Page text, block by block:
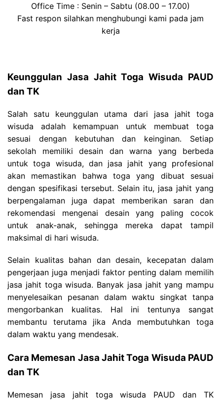
Office Time : Senin – Sabtu (08.00 – 17.00)
Fast respon silahkan menghubungi kami pada jam
kerja
Keunggulan Jasa Jahit Toga Wisuda PAUD
dan TK
Salah satu keunggulan utama dari jasa jahit toga
wisuda adalah kemampuan untuk membuat toga
sesuai dengan kebutuhan dan keinginan. Setiap
sekolah memiliki desain dan warna yang berbeda
untuk toga wisuda, dan jasa jahit yang profesional
akan memastikan bahwa toga yang dibuat sesuai
dengan spesifikasi tersebut. Selain itu, jasa jahit yang
berpengalaman juga dapat memberikan saran dan
rekomendasi mengenai desain yang paling cocok
untuk anak-anak, sehingga mereka dapat tampil
maksimal di hari wisuda.
Selain kualitas bahan dan desain, kecepatan dalam
pengerjaan juga menjadi faktor penting dalam memilih
jasa jahit toga wisuda. Banyak jasa jahit yang mampu
menyelesaikan pesanan dalam waktu singkat tanpa
mengorbankan kualitas. Hal ini tentunya sangat
membantu terutama jika Anda membutuhkan toga
dalam waktu yang mendesak.
Cara Memesan Jasa Jahit Toga Wisuda PAUD
dan TK
Memesan jasa jahit toga wisuda PAUD dan TK